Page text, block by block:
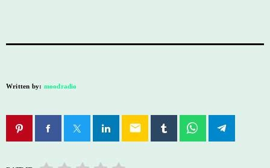
Written by: moodradio
email